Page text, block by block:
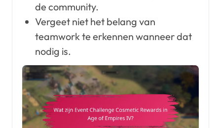
de community.
Vergeet niet het belang van
teamwork te erkennen wanneer dat
nodig is.